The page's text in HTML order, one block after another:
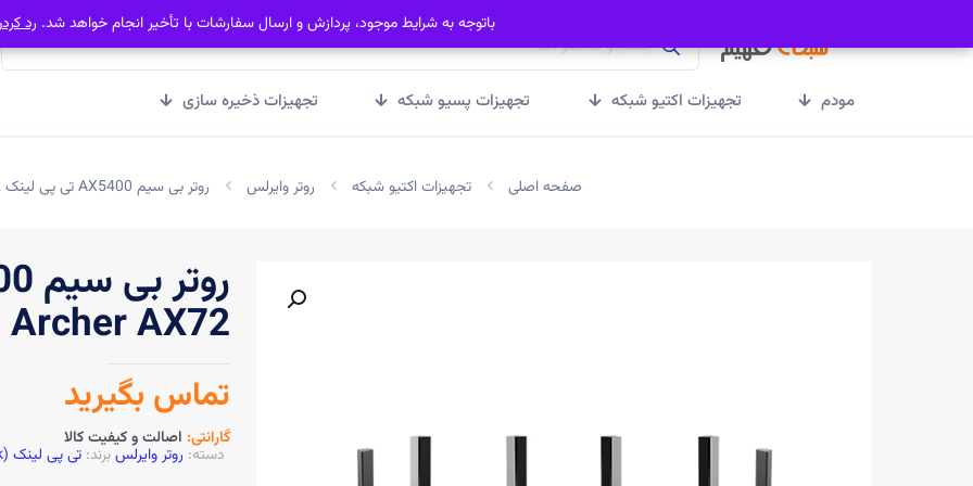
مودم تجهیزات اکتیو شبکه تجهیزات پسیو شبکه تجهیزات ذخیره سازی
صفحه اصلی تجهیزات اکتیو شبکه روتر وایرلس روتر بی سیم AX5400 تی پی لینک Archer AX72
Archer AX72
تماس بگیرید
گارانتی: اصالت و کیفیت کالا
دسته: روتر وایرلسبرند: تی پی لینک (TP-Link)
باتوجه به شرایط موجود، پردازش و ارسال سفارشات با تأخیر انجام خواهد شد. رد باتوجه به شرایط موجود، پردازش و ارسال سفارشات با تأخیر انجام خواهد شد. رد